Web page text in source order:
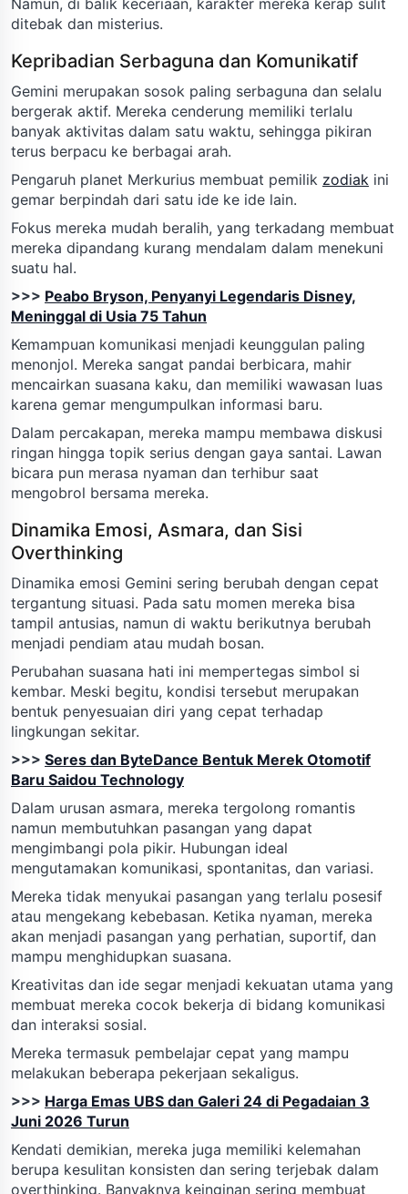
ditebak dan misterius.
Kepribadian Serbaguna dan Komunikatif
Gemini merupakan sosok paling serbaguna dan selalu
bergerak aktif. Mereka cenderung memiliki terlalu
banyak aktivitas dalam satu waktu, sehingga pikiran
terus berpacu ke berbagai arah.
Pengaruh planet Merkurius membuat pemilik zodiak ini
gemar berpindah dari satu ide ke ide lain.
Fokus mereka mudah beralih, yang terkadang membuat
mereka dipandang kurang mendalam dalam menekuni
suatu hal.
>>> Peabo Bryson, Penyanyi Legendaris Disney,
Meninggal di Usia 75 Tahun
Kemampuan komunikasi menjadi keunggulan paling
menonjol. Mereka sangat pandai berbicara, mahir
mencairkan suasana kaku, dan memiliki wawasan luas
karena gemar mengumpulkan informasi baru.
Dalam percakapan, mereka mampu membawa diskusi
ringan hingga topik serius dengan gaya santai. Lawan
bicara pun merasa nyaman dan terhibur saat
mengobrol bersama mereka.
Dinamika Emosi, Asmara, dan Sisi
Overthinking
Dinamika emosi Gemini sering berubah dengan cepat
tergantung situasi. Pada satu momen mereka bisa
tampil antusias, namun di waktu berikutnya berubah
menjadi pendiam atau mudah bosan.
Perubahan suasana hati ini mempertegas simbol si
kembar. Meski begitu, kondisi tersebut merupakan
bentuk penyesuaian diri yang cepat terhadap
lingkungan sekitar.
>>> Seres dan ByteDance Bentuk Merek Otomotif
Baru Saidou Technology
Dalam urusan asmara, mereka tergolong romantis
namun membutuhkan pasangan yang dapat
mengimbangi pola pikir. Hubungan ideal
mengutamakan komunikasi, spontanitas, dan variasi.
Mereka tidak menyukai pasangan yang terlalu posesif
atau mengekang kebebasan. Ketika nyaman, mereka
akan menjadi pasangan yang perhatian, suportif, dan
mampu menghidupkan suasana.
Kreativitas dan ide segar menjadi kekuatan utama yang
membuat mereka cocok bekerja di bidang komunikasi
dan interaksi sosial.
Mereka termasuk pembelajar cepat yang mampu
melakukan beberapa pekerjaan sekaligus.
>>> Harga Emas UBS dan Galeri 24 di Pegadaian 3
Juni 2026 Turun
Kendati demikian, mereka juga memiliki kelemahan
berupa kesulitan konsisten dan sering terjebak dalam
overthinking. Banyaknya keinginan sering membuat